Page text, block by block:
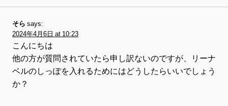
そら says:
2024年4月6日 at 10:23
こんにちは
他の方が質問されていたら申し訳ないのですが、リーナ
ベルのしっぽを入れるためにはどうしたらいいでしょう
か？